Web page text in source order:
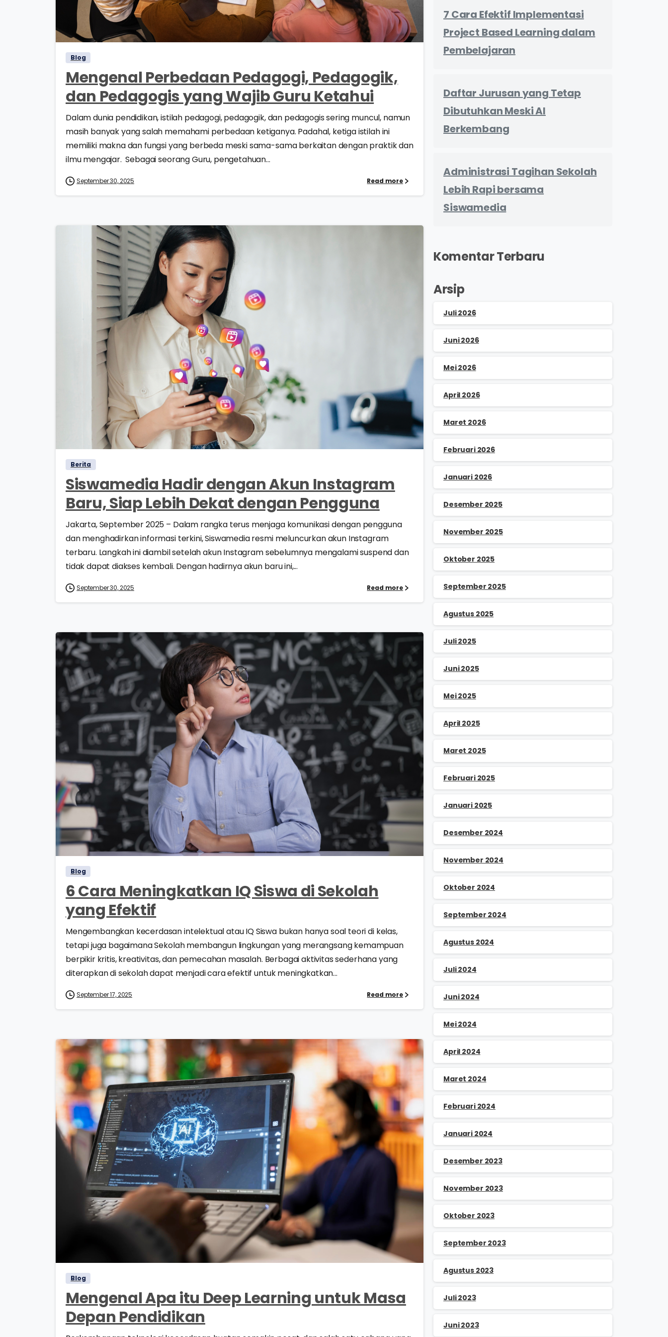
0 0
Blog
Mengenal Perbedaan Pedagogi, Pedagogik,
dan Pedagogis yang Wajib Guru Ketahui
Dalam dunia pendidikan, istilah pedagogi, pedagogik, dan pedagogis sering muncul, namun
masih banyak yang salah memahami perbedaan ketiganya. Padahal, ketiga istilah ini
memiliki makna dan fungsi yang berbeda meski sama-sama berkaitan dengan praktik dan
ilmu mengajar. Sebagai seorang Guru, pengetahuan...
September 30, 2025 Read more
0
Berita
Siswamedia Hadir dengan Akun Instagram
Baru, Siap Lebih Dekat dengan Pengguna
Jakarta, September 2025 – Dalam rangka terus menjaga komunikasi dengan pengguna
dan menghadirkan informasi terkini, Siswamedia resmi meluncurkan akun Instagram
terbaru. Langkah ini diambil setelah akun Instagram sebelumnya mengalami suspend dan
tidak dapat diakses kembali. Dengan hadirnya akun baru ini,...
September 30, 2025 Read more
Blog
6 Cara Meningkatkan IQ Siswa di Sekolah
yang Efektif
Mengembangkan kecerdasan intelektual atau IQ Siswa bukan hanya soal teori di kelas,
tetapi juga bagaimana Sekolah membangun lingkungan yang merangsang kemampuan
berpikir kritis, kreativitas, dan pemecahan masalah. Berbagai aktivitas sederhana yang
diterapkan di sekolah dapat menjadi cara efektif untuk meningkatkan...
September 17, 2025 Read more
0
Blog
Mengenal Apa itu Deep Learning untuk Masa
Depan Pendidikan
7 Cara Efektif Implementasi
Project Based Learning dalam
Pembelajaran
Daftar Jurusan yang Tetap
Dibutuhkan Meski AI
Berkembang
Administrasi Tagihan Sekolah
Lebih Rapi bersama
Siswamedia
Komentar Terbaru
Arsip
Juli 2026
Juni 2026
Mei 2026
April 2026
Maret 2026
Februari 2026
Januari 2026
Desember 2025
November 2025
Oktober 2025
September 2025
Agustus 2025
Juli 2025
Juni 2025
Mei 2025
April 2025
Maret 2025
Februari 2025
Januari 2025
Desember 2024
November 2024
Oktober 2024
September 2024
Agustus 2024
Juli 2024
Juni 2024
Mei 2024
April 2024
Maret 2024
Februari 2024
Januari 2024
Desember 2023
November 2023
Oktober 2023
September 2023
Agustus 2023
Juli 2023
Juni 2023